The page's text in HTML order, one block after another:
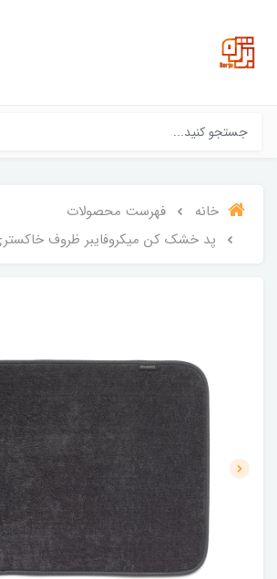
خانه
فهرست محصولات
پد خشک کن میکروفایبر ظروف خاکستری